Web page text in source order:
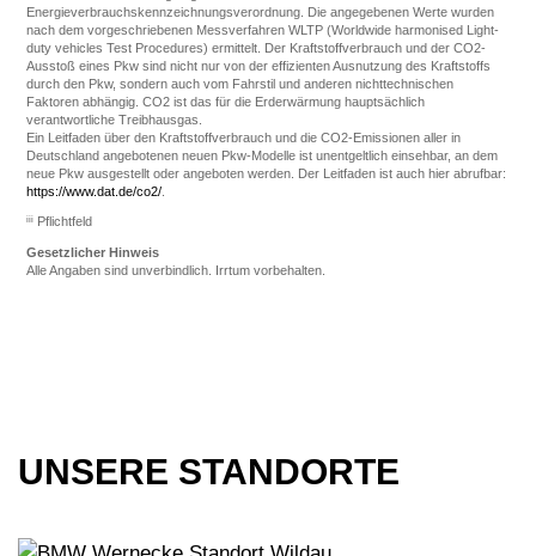
Energieverbrauchskennzeichnungsverordnung. Die angegebenen Werte wurden
nach dem vorgeschriebenen Messverfahren WLTP (Worldwide harmonised Light-
duty vehicles Test Procedures) ermittelt. Der Kraftstoffverbrauch und der CO2-
Ausstoß eines Pkw sind nicht nur von der effizienten Ausnutzung des Kraftstoffs
durch den Pkw, sondern auch vom Fahrstil und anderen nichttechnischen
Faktoren abhängig. CO2 ist das für die Erderwärmung hauptsächlich
verantwortliche Treibhausgas.
Ein Leitfaden über den Kraftstoffverbrauch und die CO2-Emissionen aller in
Deutschland angebotenen neuen Pkw-Modelle ist unentgeltlich einsehbar, an dem
neue Pkw ausgestellt oder angeboten werden. Der Leitfaden ist auch hier abrufbar:
https://www.dat.de/co2/
iii Pflichtfeld
Gesetzlicher Hinweis
Alle Angaben sind unverbindlich. Irrtum vorbehalten.
UNSERE STANDORTE